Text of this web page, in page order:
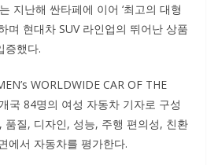
지난해 싼타페에 이어 ‘최고의 대형
며 현대차 SUV 라인업의 뛰어난 상품
증했다.
WORLDWIDE CAR OF THE
국 84명의 여성 자동차 기자로 구성
품질, 디자인, 성능, 주행 편의성, 친환
에서 자동차를 평가한다.